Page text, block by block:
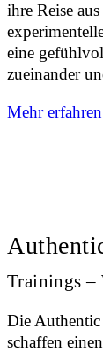
ihre Reise
eine
zueinander
Mehr erfahren
Trainings –
Die Authentic
schaffen